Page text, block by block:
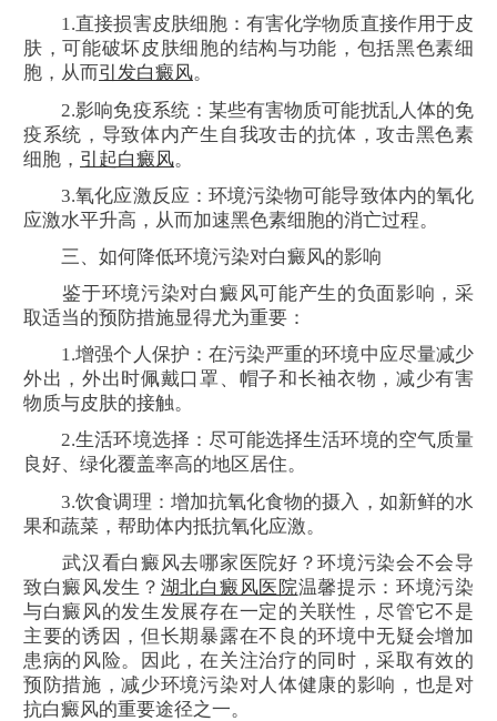
1.直接损害皮肤细胞：有害化学物质直接作用于皮
肤，可能破坏皮肤细胞的结构与功能，包括黑色素细
胞，从而引发白癜风。
2.影响免疫系统：某些有害物质可能扰乱人体的免
疫系统，导致体内产生自我攻击的抗体，攻击黑色素
细胞， 引起白癜风。
3.氧化应激反应：环境污染物可能导致体内的氧化
应激水平升高，从而加速黑色素细胞的消亡过程。
三、如何降低环境污染对白癜风的影响
鉴于环境污染对白癜风可能产生的负面影响，采
取适当的预防措施显得尤为重要：
1.增强个人保护：在污染严重的环境中应尽量减少
外出，外出时佩戴口罩、帽子和长袖衣物，减少有害
物质与皮肤的接触。
2.生活环境选择：尽可能选择生活环境的空气质量
良好、绿化覆盖率高的地区居住。
3.饮食调理：增加抗氧化食物的摄入，如新鲜的水
果和蔬菜，帮助体内抵抗氧化应激。
武汉看白癜风去哪家医院好？环境污染会不会导
致白癜风发生？ 湖北白癜风医院温馨提示：环境污染
与白癜风的发生发展存在一定的关联性，尽管它不是
主要的诱因，但长期暴露在不良的环境中无疑会增加
患病的风险。因此，在关注治疗的同时，采取有效的
预防措施，减少环境污染对人体健康的影响，也是对
抗白癜风的重要途径之一。